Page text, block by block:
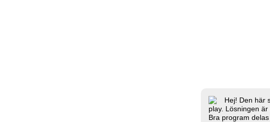
Hej! Den här
play. Lösningen är
Bra program